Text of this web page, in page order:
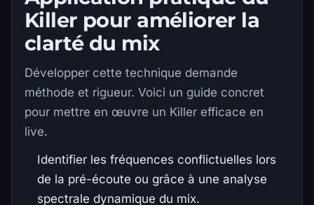
Killer pour améliorer la
clarté du mix
Développer cette technique demande
méthode et rigueur. Voici un guide concret
pour mettre en œuvre un Killer efficace en
live.
Identifier les fréquences conflictuelles lors
de la pré-écoute ou grâce à une analyse
spectrale dynamique du mix.